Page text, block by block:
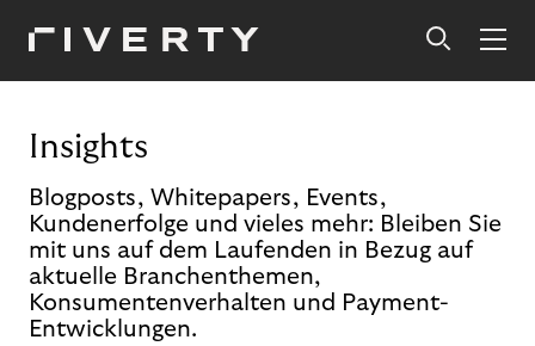
Insights
Blogposts, Whitepapers, Events,
Kundenerfolge und vieles mehr: Bleiben Sie
mit uns auf dem Laufenden in Bezug auf
aktuelle Branchenthemen,
Konsumentenverhalten und Payment-
Entwicklungen.